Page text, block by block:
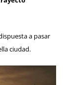
a pasar
ciudad.